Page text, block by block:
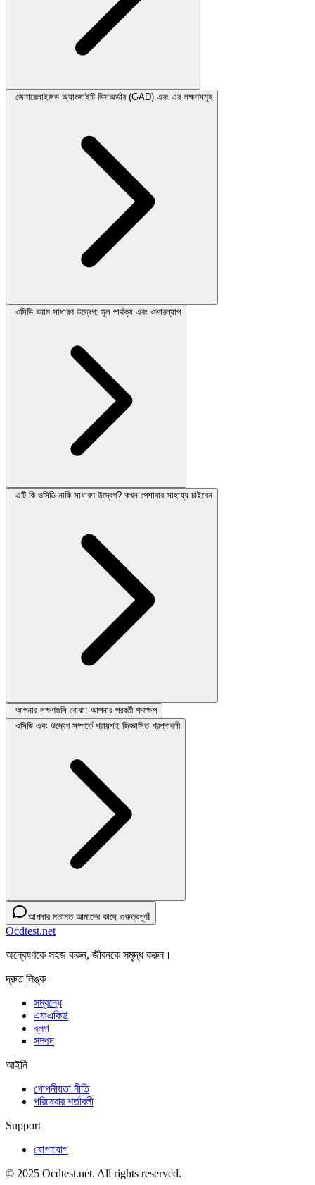
জেনারেলাইজড অ্যাংজাইটি ডিসঅর্ডার (GAD) এবং এর লক্ষণসমূহ
ওসিডি বনাম সাধারণ উদ্বেগ: মূল পার্থক্য এবং ওভারল্যাপ
এটি কি ওসিডি নাকি সাধারণ উদ্বেগ? কখন পেশাদার সাহায্য চাইবেন
আপনার লক্ষণগুলি বোঝা: আপনার পরবর্তী পদক্ষেপ
ওসিডি এবং উদ্বেগ সম্পর্কে প্রায়শই জিজ্ঞাসিত প্রশ্নাবলী
আপনার মতামত আমাদের কাছে গুরুত্বপূর্ণ!
Ocdtest.net
অন্বেষণকে সহজ করুন, জীবনকে সমৃদ্ধ করুন।
দ্রুত লিঙ্ক
সম্বন্ধে
এফএকিউ
ব্লগ
সম্পদ
আইনি
গোপনীয়তা নীতি
পরিষেবার শর্তাবলী
Support
যোগাযোগ
© 2025 Ocdtest.net. All rights reserved.